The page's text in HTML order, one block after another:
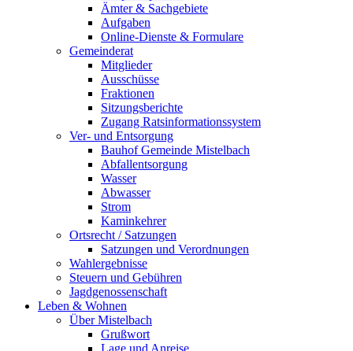
Ämter & Sachgebiete
Aufgaben
Online-Dienste & Formulare
Gemeinderat
Mitglieder
Ausschüsse
Fraktionen
Sitzungsberichte
Zugang Ratsinformationssystem
Ver- und Entsorgung
Bauhof Gemeinde Mistelbach
Abfallentsorgung
Wasser
Abwasser
Strom
Kaminkehrer
Ortsrecht / Satzungen
Satzungen und Verordnungen
Wahlergebnisse
Steuern und Gebühren
Jagdgenossenschaft
Leben & Wohnen
Über Mistelbach
Grußwort
Lage und Anreise